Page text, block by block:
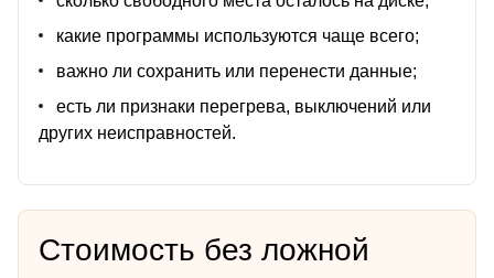
какие программы используются чаще всего;
важно ли сохранить или перенести данные;
есть ли признаки перегрева, выключений или
других неисправностей.
Стоимость без ложной